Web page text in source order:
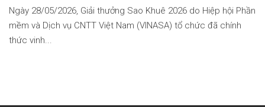
Ngày 28/05/2026, Giải thưởng Sao Khuê 2026 do Hiệp hội Phần
mềm và Dịch vụ CNTT Việt Nam (VINASA) tổ chức đã chính
thức vinh...